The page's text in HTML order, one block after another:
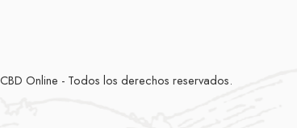
Online - Todos los derechos reservados.